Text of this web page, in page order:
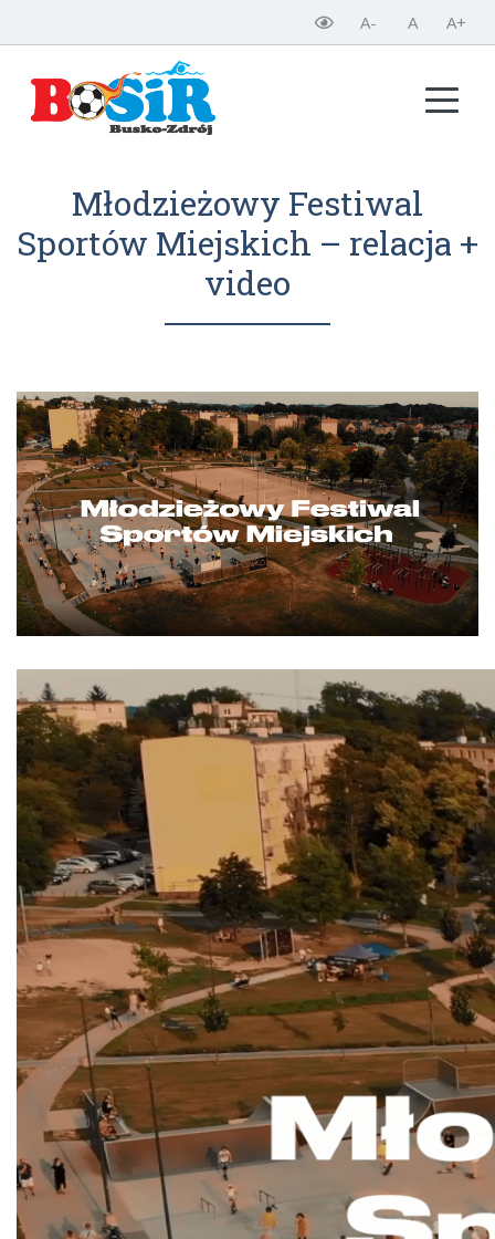
A- A A+
Młodzieżowy Festiwal
Sportów Miejskich – relacja +
video